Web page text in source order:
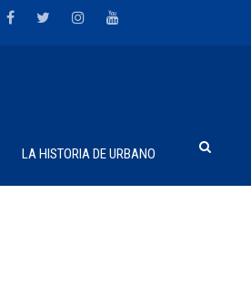
LA HISTORIA DE URBANO